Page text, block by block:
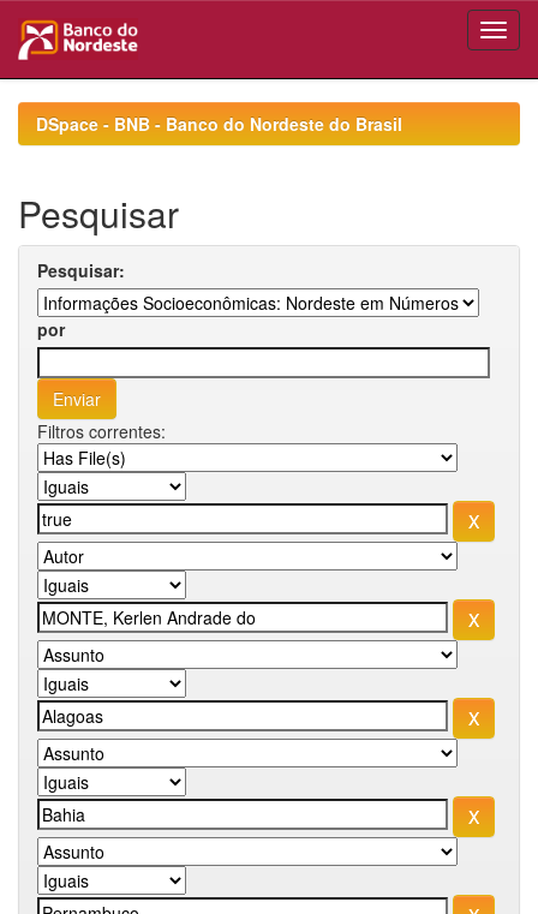
navigationDSpace - BNB - Banco do Nordeste do Brasil
Pesquisar
Pesquisar:
por
Filtros correntes: